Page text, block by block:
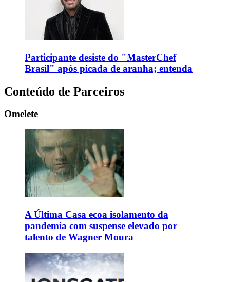
Participante desiste do "MasterChef
Brasil" após picada de aranha; entenda
Conteúdo de Parceiros
Omelete
A Última Casa ecoa isolamento da
pandemia com suspense elevado por
talento de Wagner Moura